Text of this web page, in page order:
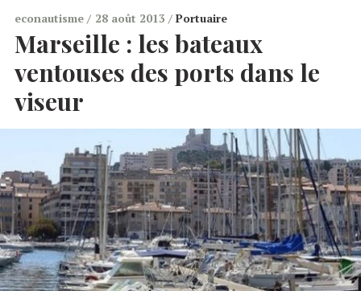
econautisme 28 août 2013 Portuaire
Marseille : les bateaux
ventouses des ports dans le
viseur